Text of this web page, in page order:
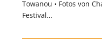
Towanou • Fotos von
Festival…